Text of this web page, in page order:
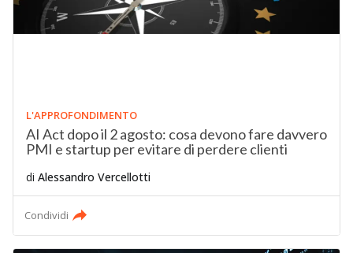
L'APPROFONDIMENTO
AI Act dopo il 2 agosto: cosa devono fare davvero
PMI e startup per evitare di perdere clienti
di Alessandro Vercellotti
Condividi